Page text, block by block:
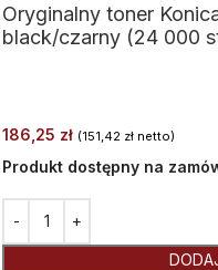
Oryginalny toner
black/czarny (24 000
186,25 zł (151,42 zł netto)
Produkt dostępny na